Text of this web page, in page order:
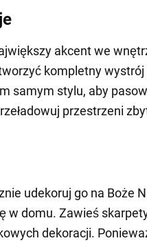
akcent we
kompletny
samym stylu, aby
przestrzeni
udekoruj go na Boże
w domu. Zawieś
dekoracji.